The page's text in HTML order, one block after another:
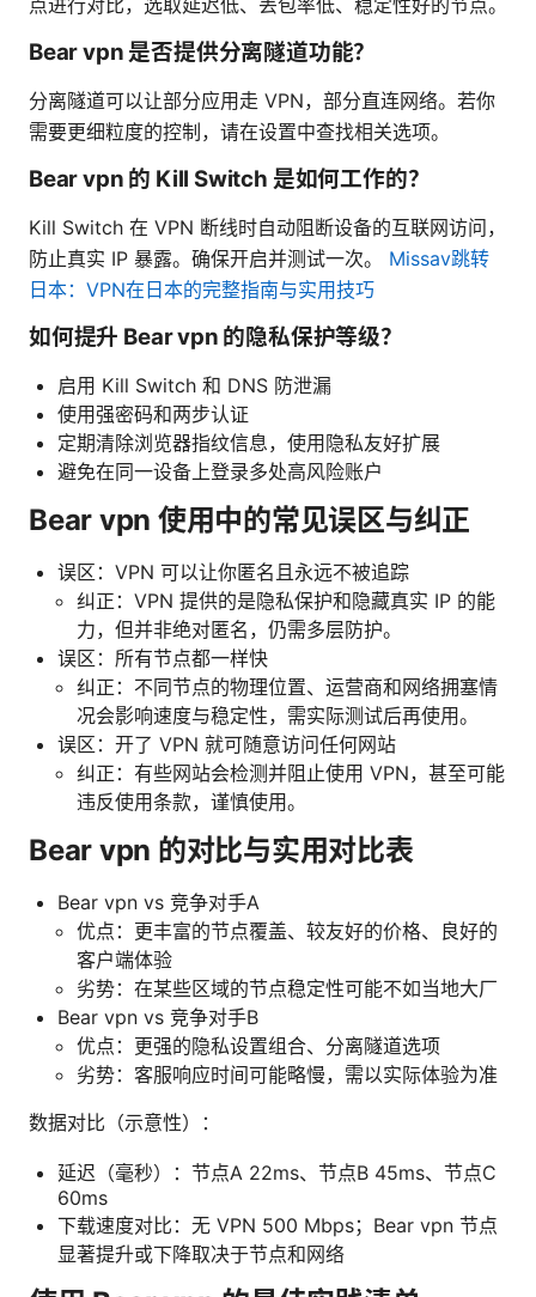
Bear vpn 是否提供分离隧道功能？
分离隧道可以让部分应用走 VPN，部分直连网络。若你
需要更细粒度的控制，请在设置中查找相关选项。
Bear vpn 的 Kill Switch 是如何工作的？
Kill Switch 在 VPN 断线时自动阻断设备的互联网访问，
防止真实 IP 暴露。确保开启并测试一次。 Missav跳转
日本：VPN在日本的完整指南与实用技巧
如何提升 Bear vpn 的隐私保护等级？
启用 Kill Switch 和 DNS 防泄漏
使用强密码和两步认证
定期清除浏览器指纹信息，使用隐私友好扩展
避免在同一设备上登录多处高风险账户
Bear vpn 使用中的常见误区与纠正
误区：VPN 可以让你匿名且永远不被追踪
纠正：VPN 提供的是隐私保护和隐藏真实 IP 的能
力，但并非绝对匿名，仍需多层防护。
误区：所有节点都一样快
纠正：不同节点的物理位置、运营商和网络拥塞情
况会影响速度与稳定性，需实际测试后再使用。
误区：开了 VPN 就可随意访问任何网站
纠正：有些网站会检测并阻止使用 VPN，甚至可能
违反使用条款，谨慎使用。
Bear vpn 的对比与实用对比表
Bear vpn vs 竞争对手A
优点：更丰富的节点覆盖、较友好的价格、良好的
客户端体验
劣势：在某些区域的节点稳定性可能不如当地大厂
Bear vpn vs 竞争对手B
优点：更强的隐私设置组合、分离隧道选项
劣势：客服响应时间可能略慢，需以实际体验为准
数据对比（示意性）：
延迟（毫秒）：节点A 22ms、节点B 45ms、节点C
60ms
下载速度对比：无 VPN 500 Mbps；Bear vpn 节点
显著提升或下降取决于节点和网络